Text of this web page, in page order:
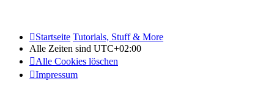
Startseite Tutorials, Stuff & More
Alle Zeiten sind UTC+02:00
Alle Cookies löschen
Impressum